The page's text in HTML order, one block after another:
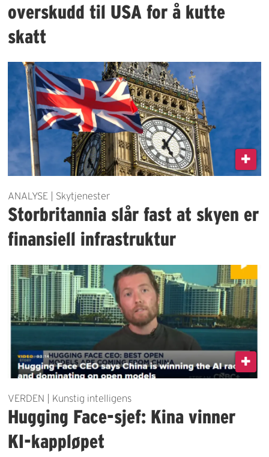
overskudd til USA for å kutte
skatt
ANALYSE | Skytjenester
Storbritannia slår fast at skyen er
finansiell infrastruktur
VERDEN | Kunstig intelligens
Hugging Face-sjef: Kina vinner
KI-kappløpet